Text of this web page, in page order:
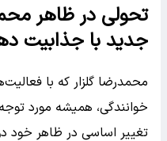
تحولی در ظاهر
جدید با جذابیت
محمدرضا گلزار که با
خوانندگی، همیشه مورد
تغییر اساسی در ظاهر خود